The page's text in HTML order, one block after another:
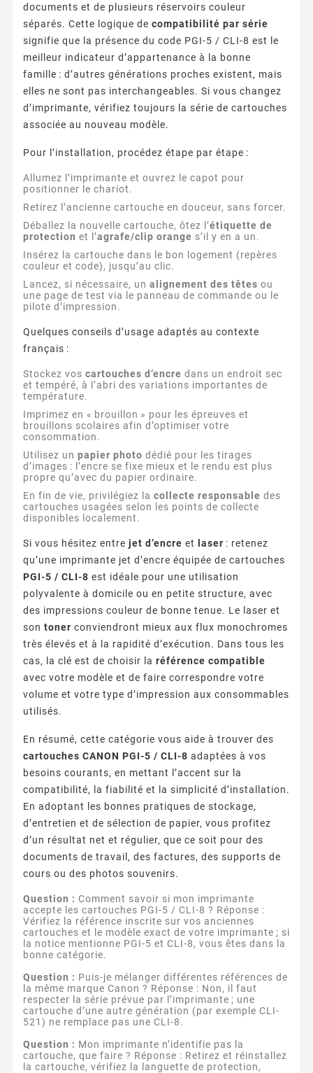
documents et de plusieurs réservoirs couleur
séparés. Cette logique de compatibilité par série
signifie que la présence du code PGI-5 / CLI-8 est le
meilleur indicateur d’appartenance à la bonne
famille : d’autres générations proches existent, mais
elles ne sont pas interchangeables. Si vous changez
d’imprimante, vérifiez toujours la série de cartouches
associée au nouveau modèle.
Pour l’installation, procédez étape par étape :
Allumez l’imprimante et ouvrez le capot pour
positionner le chariot.
Retirez l’ancienne cartouche en douceur, sans forcer.
Déballez la nouvelle cartouche, ôtez l’étiquette de
protection et l’agrafe/clip orange s’il y en a un.
Insérez la cartouche dans le bon logement (repères
couleur et code), jusqu’au clic.
Lancez, si nécessaire, un alignement des têtes ou
une page de test via le panneau de commande ou le
pilote d’impression.
Quelques conseils d’usage adaptés au contexte
français :
Stockez vos cartouches d’encre dans un endroit sec
et tempéré, à l’abri des variations importantes de
température.
Imprimez en « brouillon » pour les épreuves et
brouillons scolaires afin d’optimiser votre
consommation.
Utilisez un papier photo dédié pour les tirages
d’images : l’encre se fixe mieux et le rendu est plus
propre qu’avec du papier ordinaire.
En fin de vie, privilégiez la collecte responsable des
cartouches usagées selon les points de collecte
disponibles localement.
Si vous hésitez entre jet d’encre et laser : retenez
qu’une imprimante jet d’encre équipée de cartouches
PGI-5 / CLI-8 est idéale pour une utilisation
polyvalente à domicile ou en petite structure, avec
des impressions couleur de bonne tenue. Le laser et
son toner conviendront mieux aux flux monochromes
très élevés et à la rapidité d’exécution. Dans tous les
cas, la clé est de choisir la référence compatible
avec votre modèle et de faire correspondre votre
volume et votre type d’impression aux consommables
utilisés.
En résumé, cette catégorie vous aide à trouver des
cartouches CANON PGI-5 / CLI-8 adaptées à vos
besoins courants, en mettant l’accent sur la
compatibilité, la fiabilité et la simplicité d’installation.
En adoptant les bonnes pratiques de stockage,
d’entretien et de sélection de papier, vous profitez
d’un résultat net et régulier, que ce soit pour des
documents de travail, des factures, des supports de
cours ou des photos souvenirs.
Question : Comment savoir si mon imprimante
accepte les cartouches PGI-5 / CLI-8 ? Réponse :
Vérifiez la référence inscrite sur vos anciennes
cartouches et le modèle exact de votre imprimante ; si
la notice mentionne PGI-5 et CLI-8, vous êtes dans la
bonne catégorie.
Question : Puis-je mélanger différentes références de
la même marque Canon ? Réponse : Non, il faut
respecter la série prévue par l’imprimante ; une
cartouche d’une autre génération (par exemple CLI-
521) ne remplace pas une CLI-8.
Question : Mon imprimante n’identifie pas la
cartouche, que faire ? Réponse : Retirez et réinstallez
la cartouche, vérifiez la languette de protection,